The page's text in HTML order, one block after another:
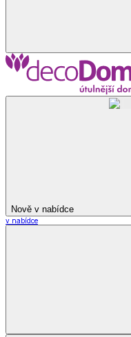
Nově v nabídce
v nabídce